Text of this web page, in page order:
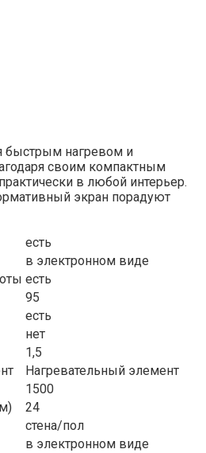
быстрым нагревом и
своим компактным
в любой интерьер.
экран порадуют
есть
в электронном виде
есть
95
есть
нет
1,5
Нагревательный элемент
1500
24
стена/пол
в электронном виде